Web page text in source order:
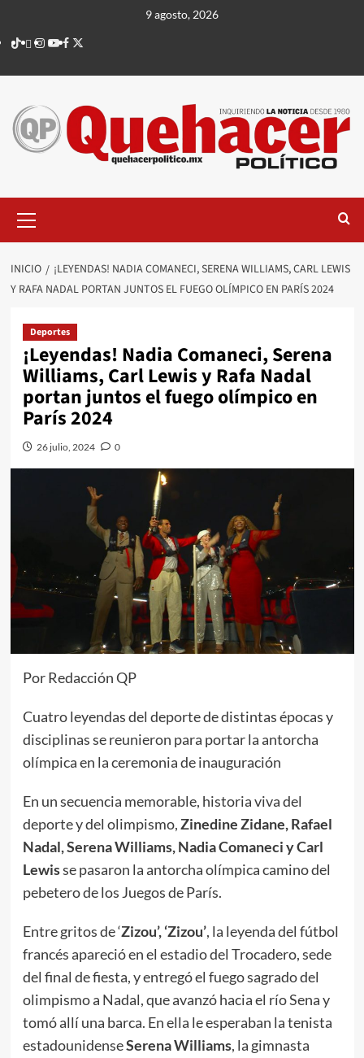
contenido
9 agosto, 2026
TikTok
threads
Instagram
Youtube
Facebook
X
principal
INICIO
¡LEYENDAS! NADIA COMANECI, SERENA WILLIAMS, CARL LEWIS
Y RAFA NADAL PORTAN JUNTOS EL FUEGO OLÍMPICO EN PARÍS 2024
Deportes
¡Leyendas! Nadia Comaneci, Serena
Williams, Carl Lewis y Rafa Nadal
portan juntos el fuego olímpico en
París 2024
26 julio, 2024 0
Por Redacción QP
Cuatro leyendas del deporte de distintas épocas y
disciplinas se reunieron para portar la antorcha
olímpica en la ceremonia de inauguración
En un secuencia memorable, historia viva del
deporte y del olimpismo,Zinedine Zidane, Rafael
Nadal, Serena Williams, Nadia Comaneci y Carl
Lewisse pasaron la antorcha olímpica camino del
pebetero de los Juegos de París.
Entre gritos de ‘Zizou’, ‘Zizou’, la leyenda del fútbol
francés apareció en el estadio del Trocadero, sede
del final de fiesta, y entregó el fuego sagrado del
olimpismo a Nadal, que avanzó hacia el río Sena y
tomó allí una barca. En ella le esperaban la tenista
estadounidenseSerena Williams, la gimnasta